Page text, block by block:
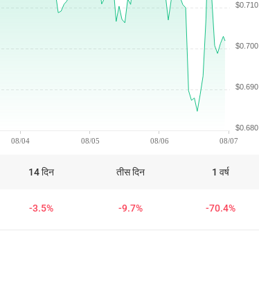
08/04 08/05 08/06 08/07
$0.680
$0.690
$0.700
$0.710
14 दिन तीस दिन 1 वर्ष
-3.5% -9.7% -70.4%